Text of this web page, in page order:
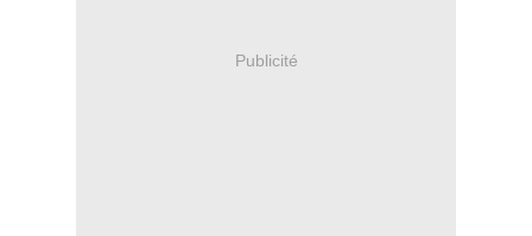
Publicité